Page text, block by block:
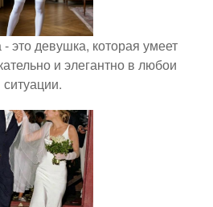
это девушка, которая умеет
и элегантно в любои
ситуации.